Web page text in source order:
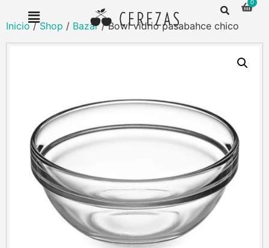
Inicio/Shop / Bazar/ Bowl vidrio pasabahce chico